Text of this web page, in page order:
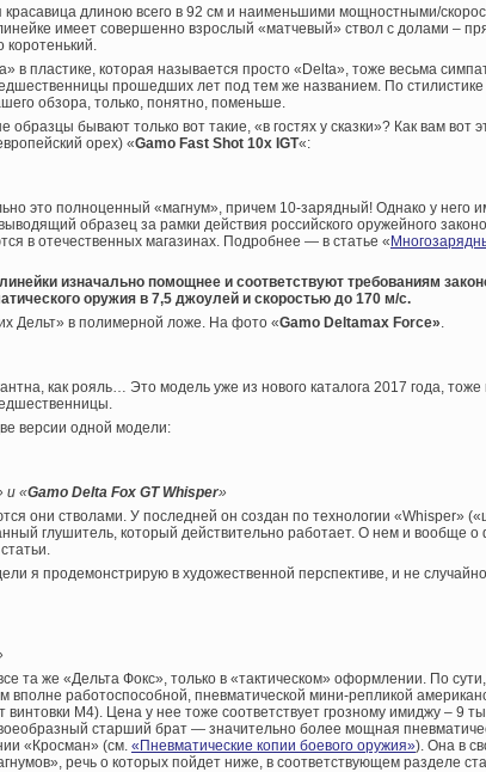
красавица длиною всего в 92 см и наименьшими мощностными/
имеет совершенно взрослый «матчевый» ствол с долами –
в пластике, которая называется просто «Delta», тоже весьма
прошедших лет под тем же названием. По стилистике
обзора, только, понятно, поменьше.
образцы бывают только вот такие, «в гостях у сказки»? Как вам вот
орех) «Gamo Fast Shot 10x IGT«:
это полноценный «магнум», причем 10-зарядный! Однако у него
образец за рамки действия российского оружейного
в отечественных магазинах. Подробнее — в статье «
изначально помощнее и соответствуют требованиям
оружия в 7,5 джоулей и скоростью до 170 м/с.
Дельт» в полимерной ложе. На фото «Gamo Deltamax Force»
как рояль… Это модель уже из нового каталога 2017 года,
версии одной модели:
и «Gamo Delta Fox GT Whisper»
они стволами. У последней он создан по технологии «Whisper»
глушитель, который действительно работает. О нем и вообще о
я продемонстрирую в художественной перспективе, и не
та же «Дельта Фокс», только в «тактическом» оформлении. По
вполне работоспособной, пневматической мини-репликой
винтовки М4). Цена у нее тоже соответствует грозному имиджу – 9
старший брат — значительно более мощная
«Кросман» (см. «Пневматические копии боевого оружия»). Она в
речь о которых пойдет ниже, в соответствующем разделе